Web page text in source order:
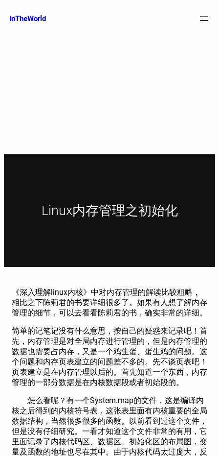
至InTheWorld
Linux内存管理之初始化
《深入理解linux内核》中对内存管理的解读比较粗略，
相比之下陈莉君的书要详细很多了。如果有人想了解内存
管理的细节，可以去看看陈莉君的书，确实非常的详细。
简单的记笔记没有什么意思，按自己的疑惑来记录吧！首
先，内存管理是对全局内存进行管理的，但是内存管理的
数据也需要占内存，又是一个鸡生蛋、蛋生鸡的问题。这
个问题和内存页表建立的问题差不多的。先不谈页表吧！
页表建立是在内存管理以后的。首先知道一个东西，内存
管理的一部分数据是在内核数据段或者初始段的。
怎么看呢？有一个System.map的文件，这是编译内
核之后得到的内核符号表，这张表里面有内核重要的全局
数据结构，当然很多很多的函数。以前看到过这个文件，
但是没有仔细研究。一看才知道这个文件非常的有用，它
里面记录了内核代码区、数据区、初始化区的布局图，变
量及函数的地址也尽在其中。由于内核代码太过庞大，反